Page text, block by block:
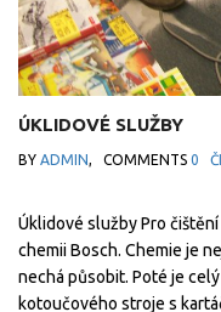
ÚKLIDOVÉ SLUŽBY
BY ADMIN, COMMENTS 0
Úklidové služby Pro
chemii Bosch. Chemie je
nechá působit. Poté je
kotoučového stroje s